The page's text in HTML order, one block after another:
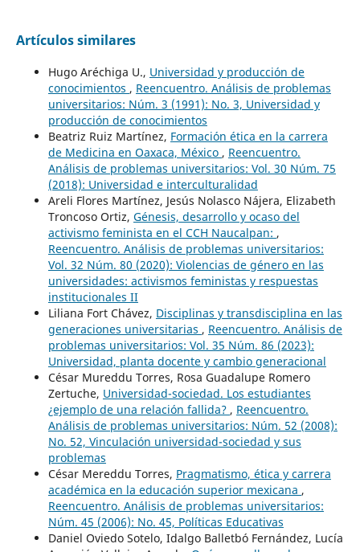
Artículos similares
Hugo Aréchiga U., Universidad y producción de
conocimientos , Reencuentro. Análisis de problemas
universitarios: Núm. 3 (1991): No. 3, Universidad y
producción de conocimientos
Beatriz Ruiz Martínez, Formación ética en la carrera
de Medicina en Oaxaca, México , Reencuentro.
Análisis de problemas universitarios: Vol. 30 Núm. 75
(2018): Universidad e interculturalidad
Areli Flores Martínez, Jesús Nolasco Nájera, Elizabeth
Troncoso Ortiz, Génesis, desarrollo y ocaso del
activismo feminista en el CCH Naucalpan: ,
Reencuentro. Análisis de problemas universitarios:
Vol. 32 Núm. 80 (2020): Violencias de género en las
universidades: activismos feministas y respuestas
institucionales II
Liliana Fort Chávez, Disciplinas y transdisciplina en las
generaciones universitarias , Reencuentro. Análisis de
problemas universitarios: Vol. 35 Núm. 86 (2023):
Universidad, planta docente y cambio generacional
César Mureddu Torres, Rosa Guadalupe Romero
Zertuche, Universidad-sociedad. Los estudiantes
¿ejemplo de una relación fallida? , Reencuentro.
Análisis de problemas universitarios: Núm. 52 (2008):
No. 52, Vinculación universidad-sociedad y sus
problemas
César Mereddu Torres, Pragmatismo, ética y carrera
académica en la educación superior mexicana ,
Reencuentro. Análisis de problemas universitarios:
Núm. 45 (2006): No. 45, Políticas Educativas
Daniel Oviedo Sotelo, Idalgo Balletbó Fernández, Lucía